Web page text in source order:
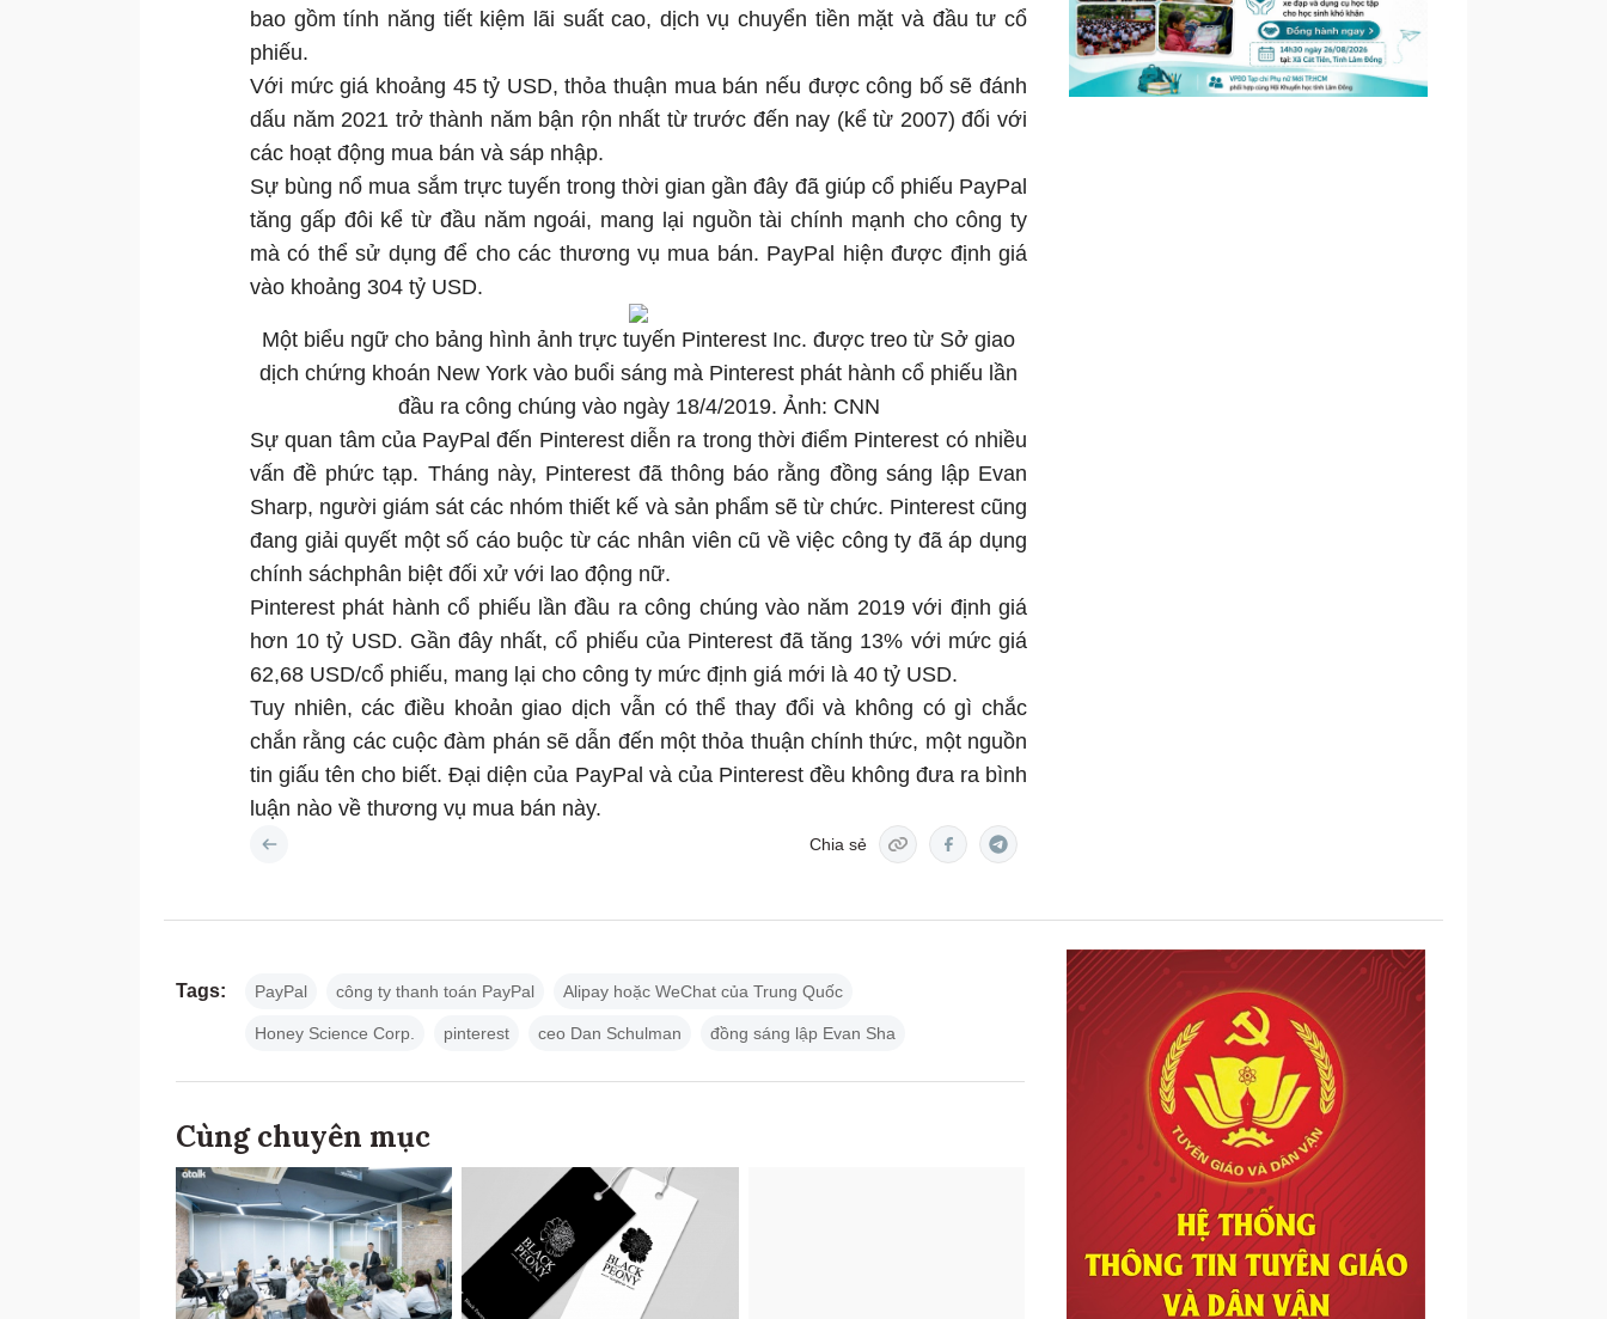
bao gồm tính năng tiết kiệm lãi suất cao, dịch vụ chuyển tiền mặt và đầu tư cổ
phiếu.
Với mức giá khoảng 45 tỷ USD, thỏa thuận mua bán nếu được công bố sẽ đánh
dấu năm 2021 trở thành năm bận rộn nhất từ ​​trước đến nay (kể từ 2007) đối với
các hoạt động mua bán và sáp nhập.
Sự bùng nổ mua sắm trực tuyến trong thời gian gần đây đã giúp cổ phiếu PayPal
tăng gấp đôi kể từ đầu năm ngoái, mang lại nguồn tài chính mạnh cho công ty
mà có thể sử dụng để cho các thương vụ mua bán. PayPal hiện được định giá
vào khoảng 304 tỷ USD.
Một biểu ngữ cho bảng hình ảnh trực tuyến Pinterest Inc. được treo từ Sở giao
dịch chứng khoán New York vào buổi sáng mà Pinterest phát hành cổ phiếu lần
đầu ra công chúng vào ngày 18/4/2019. Ảnh: CNN
Sự quan tâm của PayPal đến Pinterest diễn ra trong thời điểm Pinterest có nhiều
vấn đề phức tạp. Tháng này, Pinterest đã thông báo rằng đồng sáng lập Evan
Sharp, người giám sát các nhóm thiết kế và sản phẩm sẽ từ chức. Pinterest cũng
đang giải quyết một số cáo buộc từ các nhân viên cũ về việc công ty đã áp dụng
chính sáchphân biệt đối xử với lao động nữ.
Pinterest phát hành cổ phiếu lần đầu ra công chúng vào năm 2019 với định giá
hơn 10 tỷ USD. Gần đây nhất, cổ phiếu của Pinterest đã tăng 13% với mức giá
62,68 USD/cổ phiếu, mang lại cho công ty mức định giá mới là 40 tỷ USD.
Tuy nhiên, các điều khoản giao dịch vẫn có thể thay đổi và không có gì chắc
chắn rằng các cuộc đàm phán sẽ dẫn đến một thỏa thuận chính thức, một nguồn
tin giấu tên cho biết. Đại diện của PayPal và của Pinterest đều không đưa ra bình
luận nào về thương vụ mua bán này.
Chia sẻ
Tags: PayPal công ty thanh toán PayPal Alipay hoặc WeChat của Trung Quốc
Honey Science Corp. pinterest ceo Dan Schulman đồng sáng lập Evan Sha
Cùng chuyên mục